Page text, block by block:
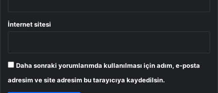
İnternet sitesi
Daha sonraki yorumlarımda kullanılması için adım, e-posta
adresim ve site adresim bu tarayıcıya kaydedilsin.